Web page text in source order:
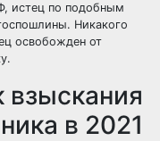
истец по подобным
Никакого
освобожден от
взыскания
в 2021